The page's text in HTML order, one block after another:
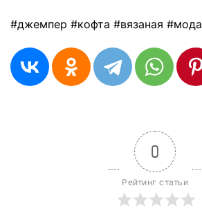
#джемпер #кофта #вязаная #мода
0
Рейтинг статьи